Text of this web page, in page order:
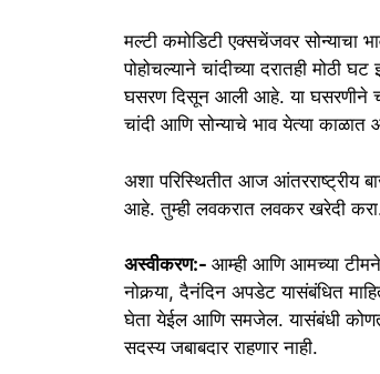
मल्टी कमोडिटी एक्सचेंजवर सोन्याचा
पोहोचल्याने चांदीच्या दरातही मोठी
घसरण दिसून आली आहे. या घसरणीने
चांदी आणि सोन्याचे भाव येत्या
अशा परिस्थितीत आज आंतरराष्ट्रीय
आहे. तुम्ही लवकरात लवकर खरेदी
अस्वीकरण:- आम्ही आणि आमच्या टीमने
नोकर्‍या, दैनंदिन अपडेट यासंबंधित
घेता येईल आणि समजेल. यासंबंधी
सदस्य जबाबदार राहणार नाही.